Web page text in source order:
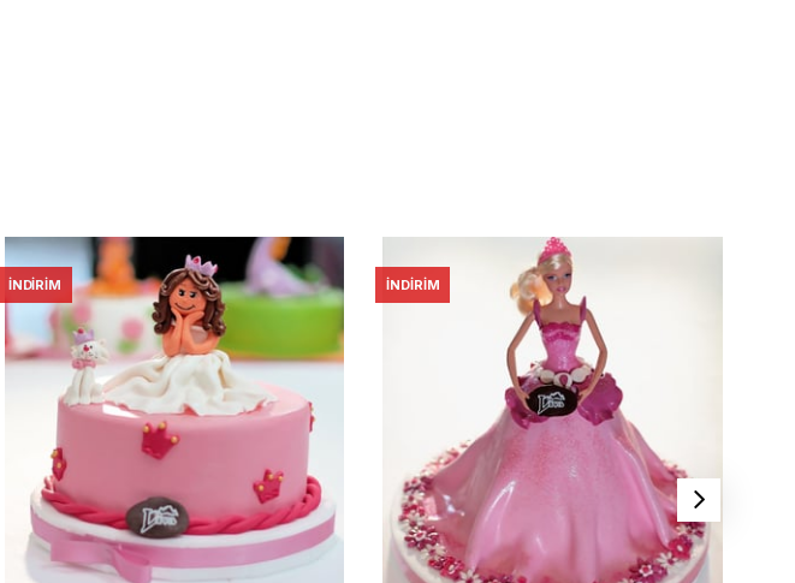
İNDIRIM İNDIRIM